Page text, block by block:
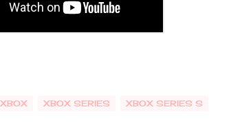
XBOX XBOX SERIES XBOX SERIES S